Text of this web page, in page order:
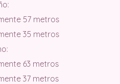
57 metros
35 metros
63 metros
37 metros